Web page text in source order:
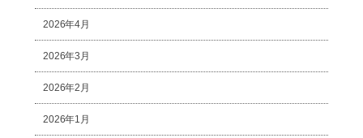
2026年4月
2026年3月
2026年2月
2026年1月